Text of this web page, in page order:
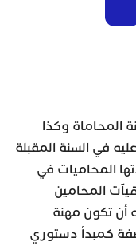
المحاماة وكذا
في السنة المقبلة
المحاميات في
المحامين
أن تكون مهنة
كمبدأ دستوري